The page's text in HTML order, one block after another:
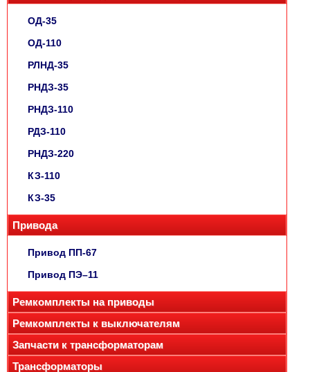
ОД-35
ОД-110
РЛНД-35
РНДЗ-35
РНДЗ-110
РДЗ-110
РНДЗ-220
КЗ-110
КЗ-35
Привода
Привод ПП-67
Привод ПЭ–11
Ремкомплекты на приводы
Ремкомплекты к выключателям
Запчасти к трансформаторам
Трансформаторы